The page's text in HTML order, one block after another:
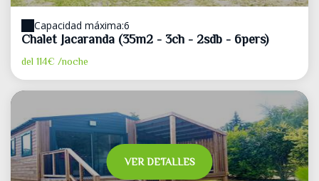
Capacidad máxima:6
Chalet Jacaranda (35m2 - 3ch - 2sdb - 6pers)
del 114€ /noche
VER DETALLES